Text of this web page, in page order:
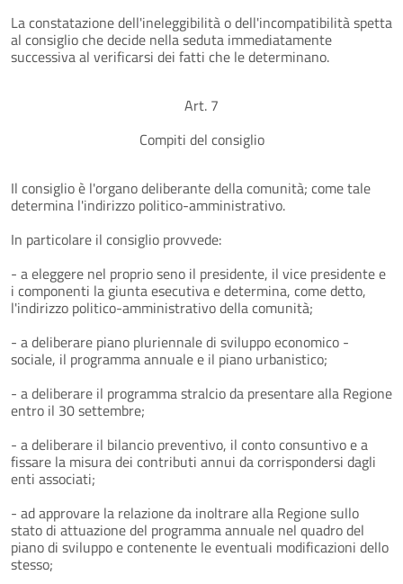
La constatazione dell'ineleggibilità o dell'incompatibilità spetta
al consiglio che decide nella seduta immediatamente
successiva al verificarsi dei fatti che le determinano.
Art. 7
Compiti del consiglio
Il consiglio è l'organo deliberante della comunità; come tale
determina l'indirizzo politico-amministrativo.
In particolare il consiglio provvede:
- a eleggere nel proprio seno il presidente, il vice presidente e
i componenti la giunta esecutiva e determina, come detto,
l'indirizzo politico-amministrativo della comunità;
- a deliberare piano pluriennale di sviluppo economico -
sociale, il programma annuale e il piano urbanistico;
- a deliberare il programma stralcio da presentare alla Regione
entro il 30 settembre;
- a deliberare il bilancio preventivo, il conto consuntivo e a
fissare la misura dei contributi annui da corrispondersi dagli
enti associati;
- ad approvare la relazione da inoltrare alla Regione sullo
stato di attuazione del programma annuale nel quadro del
piano di sviluppo e contenente le eventuali modificazioni dello
stesso;